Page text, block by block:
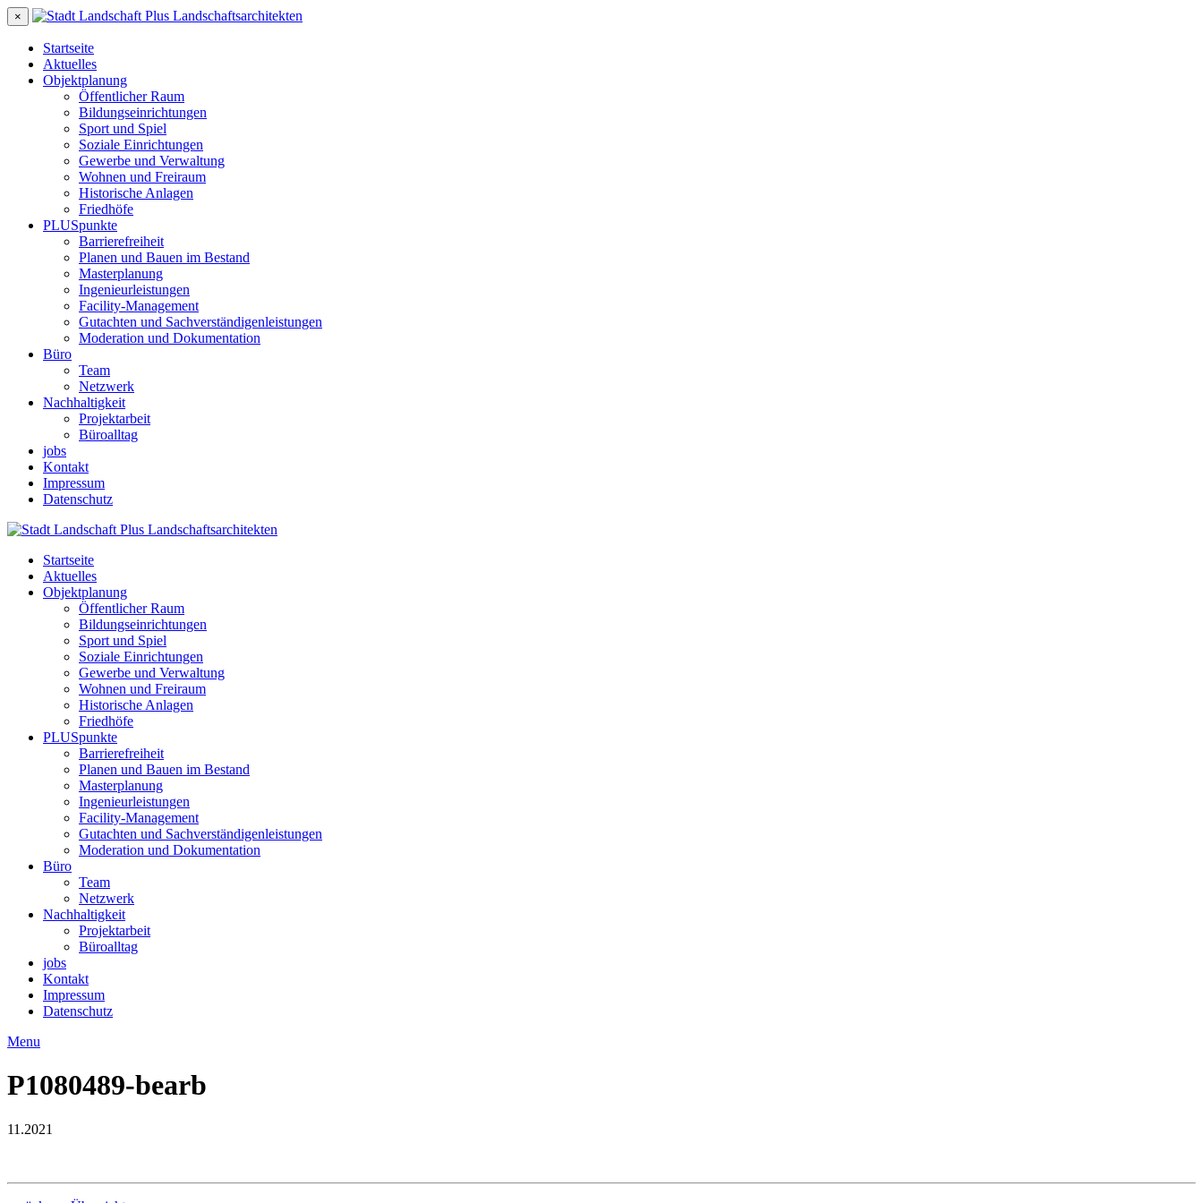
×
Startseite
Aktuelles
Objektplanung
Öffentlicher Raum
Bildungseinrichtungen
Sport und Spiel
Soziale Einrichtungen
Gewerbe und Verwaltung
Wohnen und Freiraum
Historische Anlagen
Friedhöfe
PLUSpunkte
Barrierefreiheit
Planen und Bauen im Bestand
Masterplanung
Ingenieurleistungen
Facility-Management
Gutachten und Sachverständigenleistungen
Moderation und Dokumentation
Büro
Team
Netzwerk
Nachhaltigkeit
Projektarbeit
Büroalltag
jobs
Kontakt
Impressum
Datenschutz
Startseite
Aktuelles
Objektplanung
Öffentlicher Raum
Bildungseinrichtungen
Sport und Spiel
Soziale Einrichtungen
Gewerbe und Verwaltung
Wohnen und Freiraum
Historische Anlagen
Friedhöfe
PLUSpunkte
Barrierefreiheit
Planen und Bauen im Bestand
Masterplanung
Ingenieurleistungen
Facility-Management
Gutachten und Sachverständigenleistungen
Moderation und Dokumentation
Büro
Team
Netzwerk
Nachhaltigkeit
Projektarbeit
Büroalltag
jobs
Kontakt
Impressum
Datenschutz
Menu
P1080489-bearb
11.2021